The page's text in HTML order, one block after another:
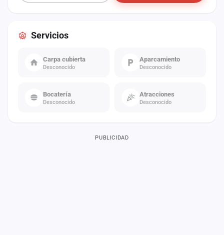
Servicios
Carpa cubierta
Desconocido
Aparcamiento
Desconocido
Bocatería
Desconocido
Atracciones
Desconocido
PUBLICIDAD